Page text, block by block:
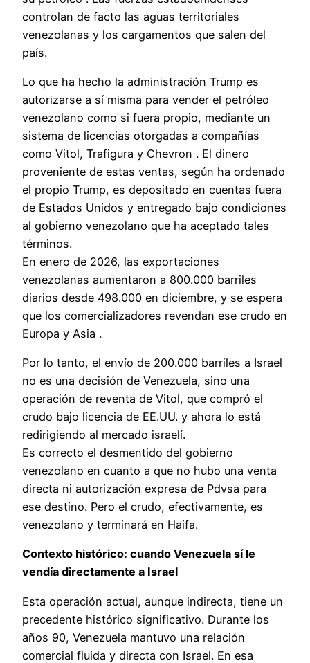
controlan de facto las aguas territoriales
venezolanas y los cargamentos que salen del
país.
Lo que ha hecho la administración Trump es
autorizarse a sí misma para vender el petróleo
venezolano como si fuera propio, mediante un
sistema de licencias otorgadas a compañías
como Vitol, Trafigura y Chevron . El dinero
proveniente de estas ventas, según ha ordenado
el propio Trump, es depositado en cuentas fuera
de Estados Unidos y entregado bajo condiciones
al gobierno venezolano que ha aceptado tales
términos.
En enero de 2026, las exportaciones
venezolanas aumentaron a 800.000 barriles
diarios desde 498.000 en diciembre, y se espera
que los comercializadores revendan ese crudo en
Europa y Asia .
Por lo tanto, el envío de 200.000 barriles a Israel
no es una decisión de Venezuela, sino una
operación de reventa de Vitol, que compró el
crudo bajo licencia de EE.UU. y ahora lo está
redirigiendo al mercado israelí.
Es correcto el desmentido del gobierno
venezolano en cuanto a que no hubo una venta
directa ni autorización expresa de Pdvsa para
ese destino. Pero el crudo, efectivamente, es
venezolano y terminará en Haifa.
Contexto histórico: cuando Venezuela sí le
vendía directamente a Israel
Esta operación actual, aunque indirecta, tiene un
precedente histórico significativo. Durante los
años 90, Venezuela mantuvo una relación
comercial fluida y directa con Israel. En esa